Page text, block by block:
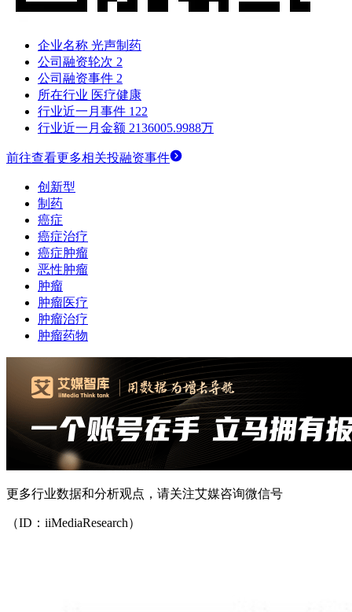
企业名称 光声制药
公司融资轮次 2
公司融资事件 2
所在行业 医疗健康
行业近一月事件 122
行业近一月金额 2136005.9988万
前往查看更多相关投融资事件
创新型
制药
癌症
癌症治疗
癌症肿瘤
恶性肿瘤
肿瘤
肿瘤医疗
肿瘤治疗
肿瘤药物
更多行业数据和分析观点，请关注艾媒咨询微信号
（ID：iiMediaResearch）